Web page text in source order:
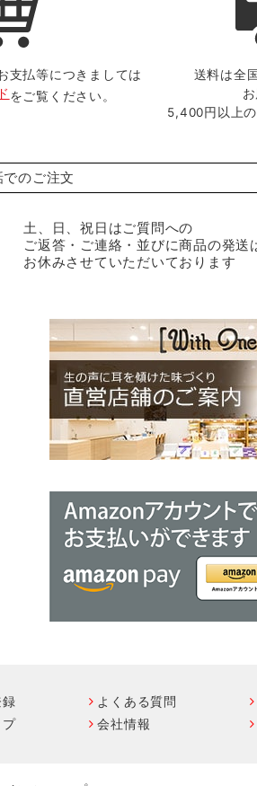
支払等につきましては
をご覧ください。
送料は全
5,400円以上
でのご注文
土、日、祝日はご質問への
ご返答・ご連絡・並びに商品の発送
お休みさせていただいております
よくある質問
会社情報